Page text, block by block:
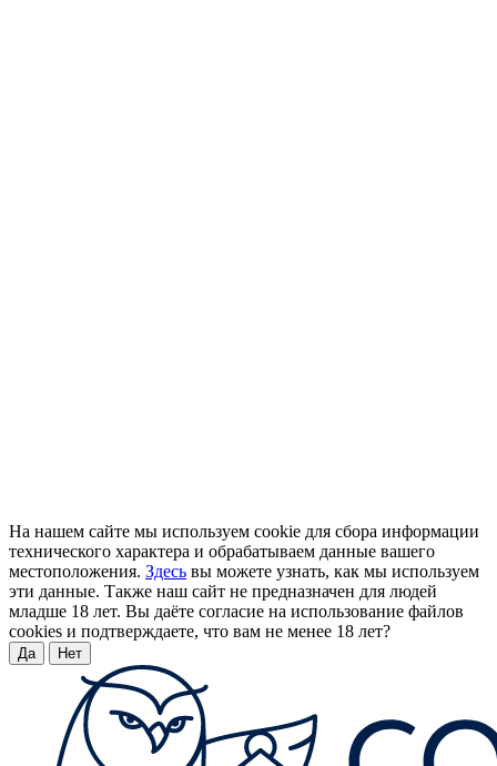
На нашем сайте мы используем cookie для сбора информации
технического характера и обрабатываем данные вашего
местоположения. Здесь вы можете узнать, как мы используем
эти данные. Также наш сайт не предназначен для людей
младше 18 лет. Вы даёте согласие на использование файлов
cookies и подтверждаете, что вам не менее 18 лет?
Да Нет